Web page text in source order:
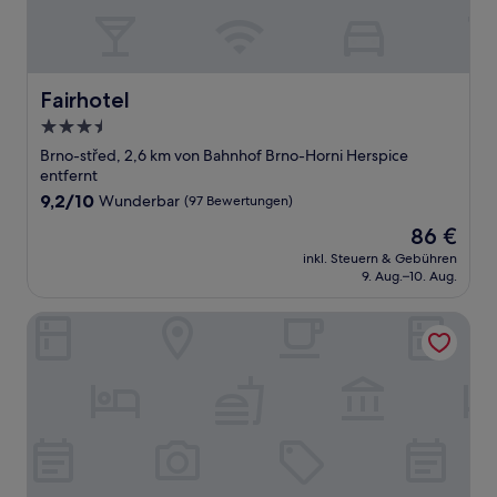
Fairhotel
Fairhotel
3.5-
Sterne-
Unterkunft
Brno-střed, 2,6 km von Bahnhof Brno-Horni Herspice
entfernt
9.2
9,2/10 Wunderbar (97 Bewertungen)
Der
Preis
beträgt
86 €
inkl. Steuern & Gebühren
9. Aug.–10. Aug.